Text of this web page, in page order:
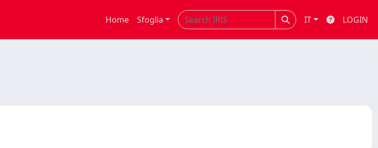
Home Sfoglia IT LOGIN